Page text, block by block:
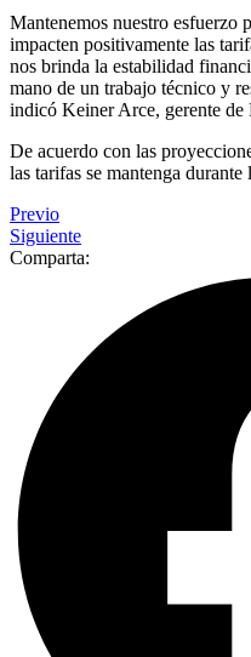
Mantenemos nuestro esfuerzo
impacten positivamente las
nos brinda la estabilidad
mano de un trabajo técnico y
indicó Keiner Arce, gerente de
De acuerdo con las
las tarifas se mantenga
Previo
Siguiente
Comparta: